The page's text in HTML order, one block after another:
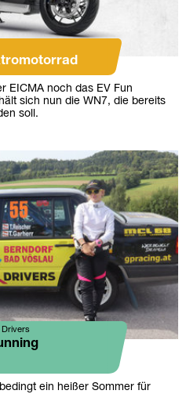
EICMA noch das EV Fun
sich nun die WN7, die bereits
soll.
Drivers
ein heißer Sommer für